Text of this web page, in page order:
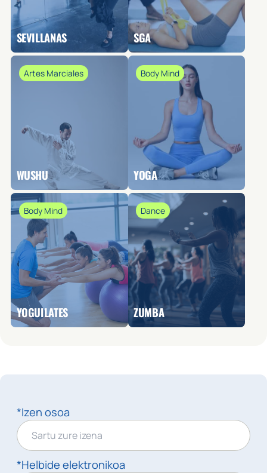
SEVILLANAS SGA
Artes Marciales
WUSHU
Body Mind
YOGA
Body Mind
YOGUILATES
Dance
ZUMBA
*Izen osoa
*Helbide elektronikoa